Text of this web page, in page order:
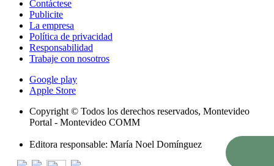
Contáctese
Publicite
La empresa
Política de privacidad
Responsabilidad
Trabaje con nosotros
Google play
Apple Store
Copyright © Todos los derechos reservados, Montevideo
Portal - Montevideo COMM
Editora responsable: María Noel Domínguez